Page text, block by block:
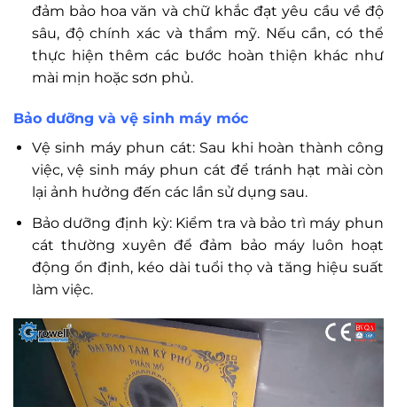
đảm bảo hoa văn và chữ khắc đạt yêu cầu về độ
sâu, độ chính xác và thẩm mỹ. Nếu cần, có thể
thực hiện thêm các bước hoàn thiện khác như
mài mịn hoặc sơn phủ.
Bảo dưỡng và vệ sinh máy móc
Vệ sinh máy phun cát: Sau khi hoàn thành công
việc, vệ sinh máy phun cát để tránh hạt mài còn
lại ảnh hưởng đến các lần sử dụng sau.
Bảo dưỡng định kỳ: Kiểm tra và bảo trì máy phun
cát thường xuyên để đảm bảo máy luôn hoạt
động ổn định, kéo dài tuổi thọ và tăng hiệu suất
làm việc.